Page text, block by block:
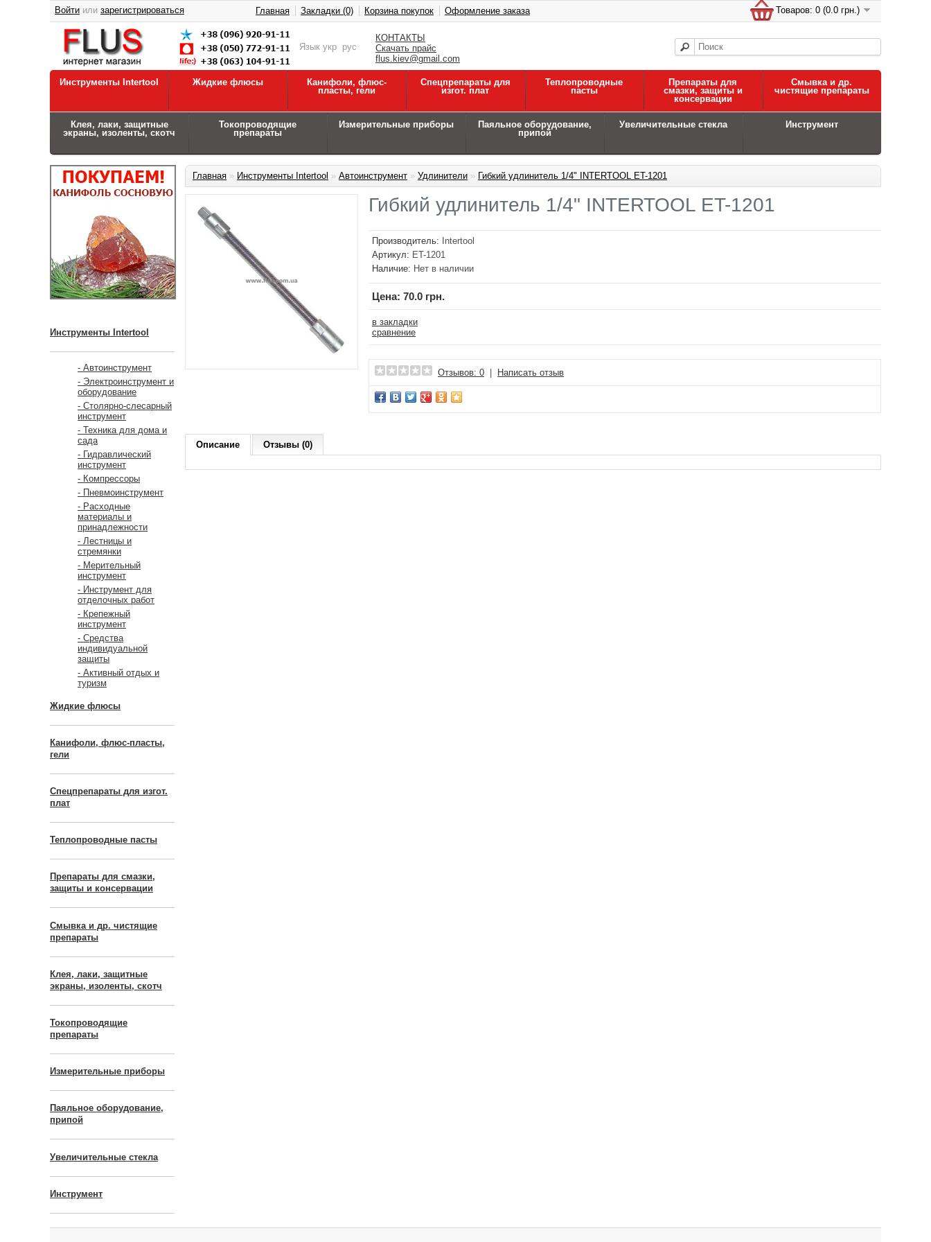
КОНТАКТЫ
Скачать прайс
flus.kiev@gmail.com
Язык укр рус
Товаров: 0 (0.0 грн.)
Войти или зарегистрироваться Главная Закладки (0) Корзина покупок Оформление заказа
Инструменты Intertool Жидкие флюсы
Канифоли, флюс-
пласты, гели
Спецпрепараты для
изгот. плат
Теплопроводные
пасты
Препараты для
смазки, защиты и
консервации
Смывка и др.
чистящие препараты
Клея, лаки, защитные
экраны, изоленты, скотч
Токопроводящие
препараты
Измерительные приборы
Паяльное оборудование,
припой
Увеличительные стекла Инструмент
Инструменты Intertool
- Автоинструмент
- Электроинструмент и
оборудование
- Столярно-слесарный
инструмент
- Техника для дома и
сада
- Гидравлический
инструмент
- Компрессоры
- Пневмоинструмент
- Расходные
материалы и
принадлежности
- Лестницы и
стремянки
- Мерительный
инструмент
- Инструмент для
отделочных работ
- Крепежный
инструмент
- Средства
индивидуальной
защиты
- Активный отдых и
туризм
Жидкие флюсы
Канифоли, флюс-пласты,
гели
Спецпрепараты для изгот.
плат
Теплопроводные пасты
Препараты для смазки,
защиты и консервации
Смывка и др. чистящие
препараты
Клея, лаки, защитные
экраны, изоленты, скотч
Токопроводящие
препараты
Измерительные приборы
Паяльное оборудование,
припой
Увеличительные стекла
Инструмент
Главная » Инструменты Intertool » Автоинструмент » Удлинители » Гибкий удлинитель 1/4" INTERTOOL ET-1201
Гибкий удлинитель 1/4" INTERTOOL ET-1201
Производитель:
Intertool
Артикул: ET-1201
Наличие: Нет в наличии
Цена: 70.0 грн.
в закладки
сравнение
Отзывов: 0 Написать отзыв
Описание Отзывы (0)